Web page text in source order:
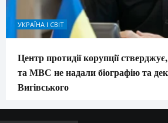
УКРАЇНА І СВІТ
Центр протидії корупції
та МВС не надали біографію та
Вигівського